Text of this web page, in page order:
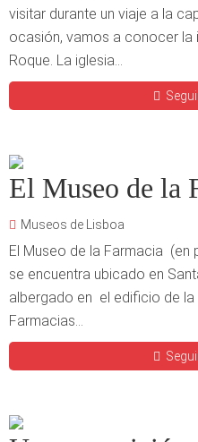
visitar durante un viaje a la
ocasión, vamos a conocer la
Roque. La iglesia...
El Museo de la
Museos de Lisboa
El Museo de la Farmacia (en
se encuentra ubicado en
albergado en el edificio de
Farmacias...